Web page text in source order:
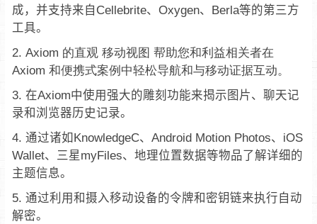
成，并支持来自Cellebrite、Oxygen、Berla等的第三方
工具。
Axiom 的直观 移动视图 帮助您和利益相关者在
Axiom 和便携式案例中轻松导航和与移动证据互动。
在Axiom中使用强大的雕刻功能来揭示图片、聊天记
录和浏览器历史记录。
通过诸如KnowledgeC、Android Motion Photos、iOS
Wallet、三星myFiles、地理位置数据等物品了解详细的
主题信息。
通过利用和摄入移动设备的令牌和密钥链来执行自动
解密。